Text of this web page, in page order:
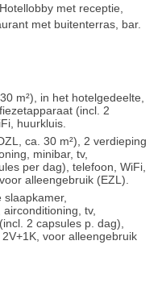
met receptie,
met buitenterras, bar.
m²), in het hotelgedeelte,
(incl. 2
huurkluis.
ca. 30 m²), 2 verdieping
minibar, tv,
per dag), telefoon, WiFi,
alleengebruik (EZL).
slaapkamer,
tv,
2 capsules p. dag),
voor alleengebruik